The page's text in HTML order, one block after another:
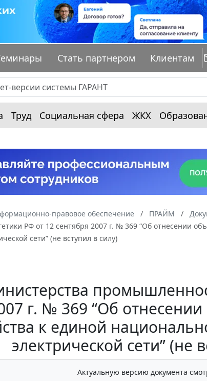
Стать партнером Клиентам
Труд Социальная сфера ЖКХ
правовое обеспечение ПРАЙМ
РФ от 12 сентября 2007 г. № 369 “Об отнесении
сети” (не вступил в силу)
г. № 369 “Об отнесении
к единой
электрической сети” (не
Актуальную версию документа